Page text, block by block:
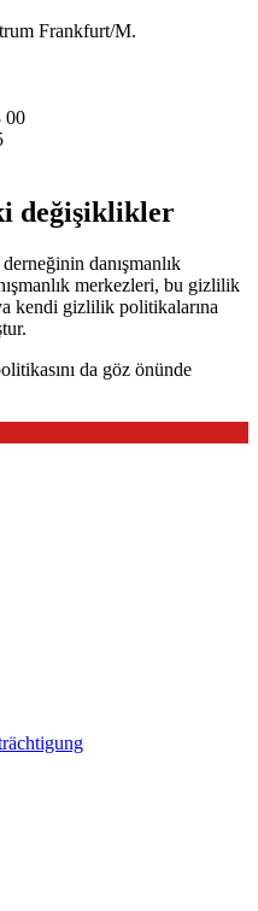
Frankfurt/M.
00
değişiklikler
danışmanlık
merkezleri, bu gizlilik
kendi gizlilik politikalarına
da göz önünde